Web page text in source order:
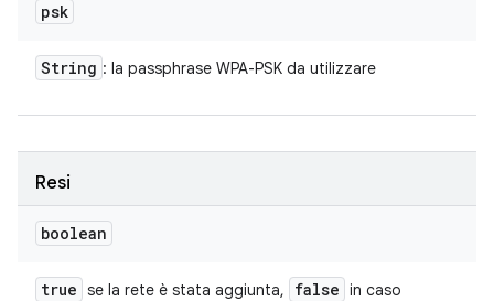
psk
String : la passphrase WPA-PSK da utilizzare
Resi
boolean
true se la rete è stata aggiunta, false in caso